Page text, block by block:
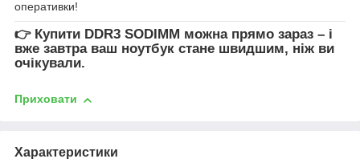
оперативки!
👉 Купити DDR3 SODIMM можна прямо зараз – і
вже завтра ваш ноутбук стане швидшим, ніж ви
очікували.
Приховати
Характеристики